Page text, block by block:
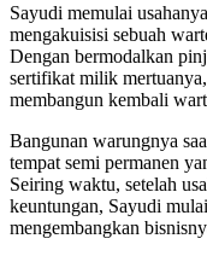
Sayudi memulai
mengakuisisi sebuah
Dengan bermodalkan
sertifikat milik
membangun kembali
Bangunan warungnya
tempat semi permanen
Seiring waktu, setelah
keuntungan, Sayudi
mengembangkan